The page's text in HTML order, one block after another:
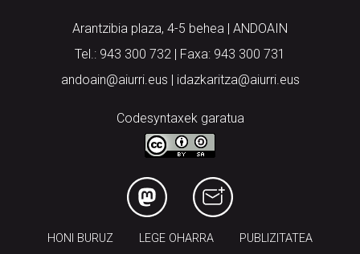
Arantzibia plaza, 4-5 behea | ANDOAIN
Tel.: 943 300 732 | Faxa: 943 300 731
andoain@aiurri.eus | idazkaritza@aiurri.eus
Codesyntaxek garatua
HONI BURUZ LEGE OHARRA PUBLIZITATEA